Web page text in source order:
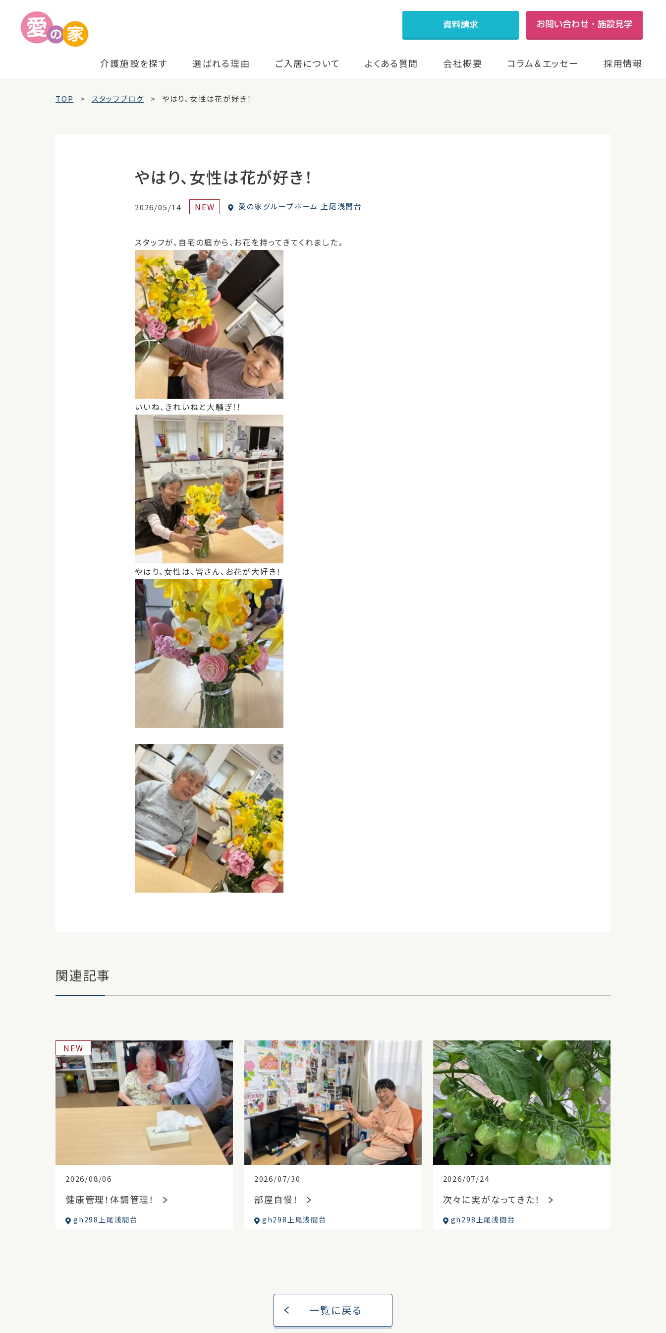
介護施設を探す 選ばれる理由 ご入居について よくある質問 会社概要 コラム＆エッセー 採用情報
TOP スタッフブログ やはり、女性は花が好き！
やはり、女性は花が好き！
2026/05/14 NEW 愛の家グループホーム 上尾浅間台
スタッフが、自宅の庭から、お花を持ってきてくれました。
いいね、きれいねと大騒ぎ！！
やはり、女性は、皆さん、お花が大好き！
関連記事
2026/08/06
NEW
健康管理！体調管理！
gh298上尾浅間台
2026/07/30
部屋自慢！
gh298上尾浅間台
2026/07/24
次々に実がなってきた！
gh298上尾浅間台
一覧に戻る